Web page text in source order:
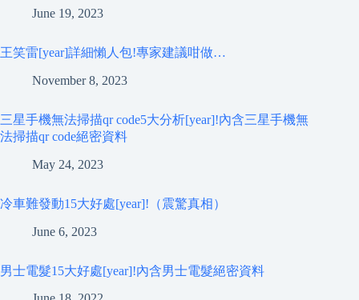
June 19, 2023
王笑雷[year]詳細懶人包!專家建議咁做…
November 8, 2023
三星手機無法掃描qr code5大分析[year]!內含三星手機無
法掃描qr code絕密資料
May 24, 2023
冷車難發動15大好處[year]!（震驚真相）
June 6, 2023
男士電髮15大好處[year]!內含男士電髮絕密資料